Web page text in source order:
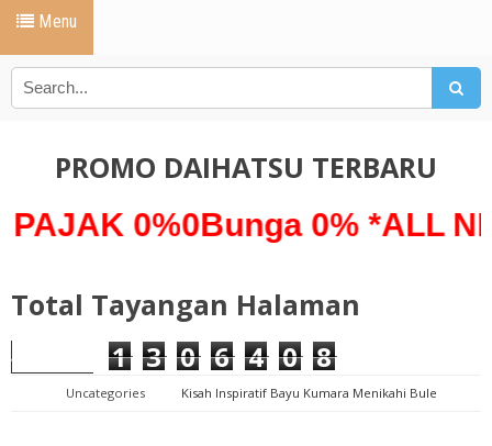
Menu
PROMO DAIHATSU TERBARU
0%0Bunga 0% *ALL NEW
Total Tayangan Halaman
1 3 0 6 4 0 8
Uncategories
Kisah Inspiratif Bayu Kumara Menikahi Bule